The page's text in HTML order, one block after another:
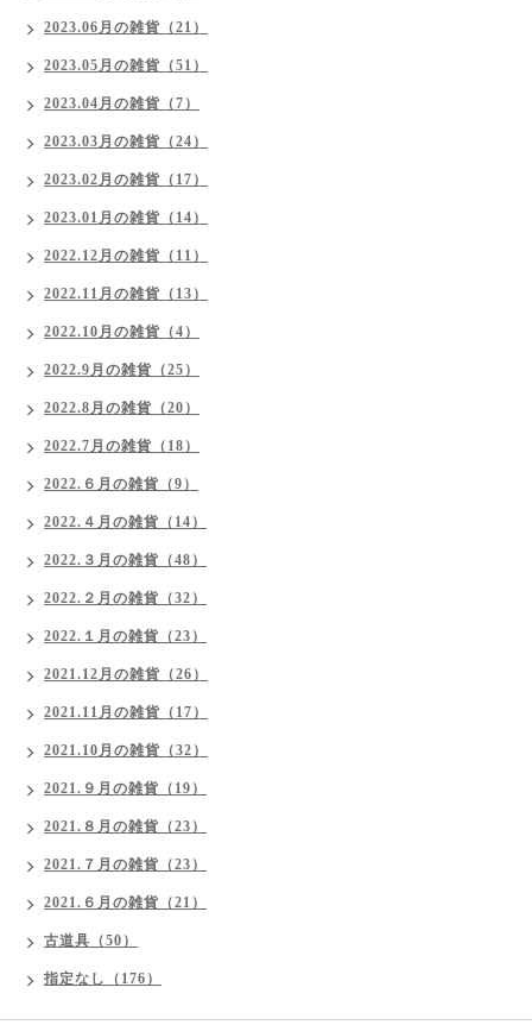
2023.06月の雑貨（21）
2023.05月の雑貨（51）
2023.04月の雑貨（7）
2023.03月の雑貨（24）
2023.02月の雑貨（17）
2023.01月の雑貨（14）
2022.12月の雑貨（11）
2022.11月の雑貨（13）
2022.10月の雑貨（4）
2022.9月の雑貨（25）
2022.8月の雑貨（20）
2022.7月の雑貨（18）
2022.６月の雑貨（9）
2022.４月の雑貨（14）
2022.３月の雑貨（48）
2022.２月の雑貨（32）
2022.１月の雑貨（23）
2021.12月の雑貨（26）
2021.11月の雑貨（17）
2021.10月の雑貨（32）
2021.９月の雑貨（19）
2021.８月の雑貨（23）
2021.７月の雑貨（23）
2021.６月の雑貨（21）
古道具（50）
指定なし（176）